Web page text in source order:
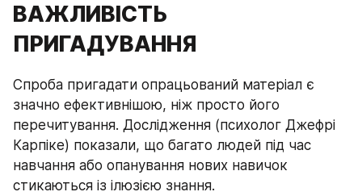
ВАЖЛИВІСТЬ
ПРИГАДУВАННЯ
Спроба пригадати опрацьований матеріал є
значно ефективнішою, ніж просто його
перечитування. Дослідження (психолог Джефрі
Карпіке) показали, що багато людей під час
навчання або опанування нових навичок
стикаються із ілюзією знання.